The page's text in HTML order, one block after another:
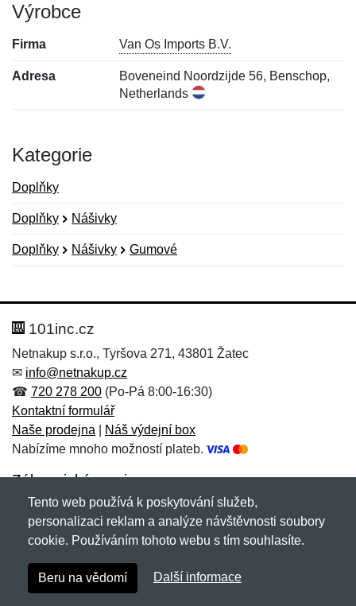
Výrobce
Firma Van Os Imports B.V.
Adresa
Boveneind Noordzijde 56, Benschop,
Netherlands
Kategorie
Doplňky
Doplňky Nášivky
Doplňky Nášivky Gumové
Hodnocení:
Jméno: *
Zpráva*
Jméno:
E-mail:*
101inc.cz
Netnakup s.r.o., Tyršova 271, 43801 Žatec
✉ info@netnakup.cz
☎ 720 278 200 (Po-Pá 8:00-16:30)
Kontaktní formulář
Naše prodejna
Náš výdejní box
Nabízíme mnoho možností plateb.
Zákaznický servis
Novinky emailem
Copyright © 2007-2026 (19 let s vámi)Netnakup.cz
NetIQ. Všechna práva vyhrazena.
Tento web používá k poskytování služeb,
personalizaci reklam a analýze návštěvnosti soubory
cookie. Používáním tohoto webu s tím souhlasíte.
Beru na vědomí Další informace